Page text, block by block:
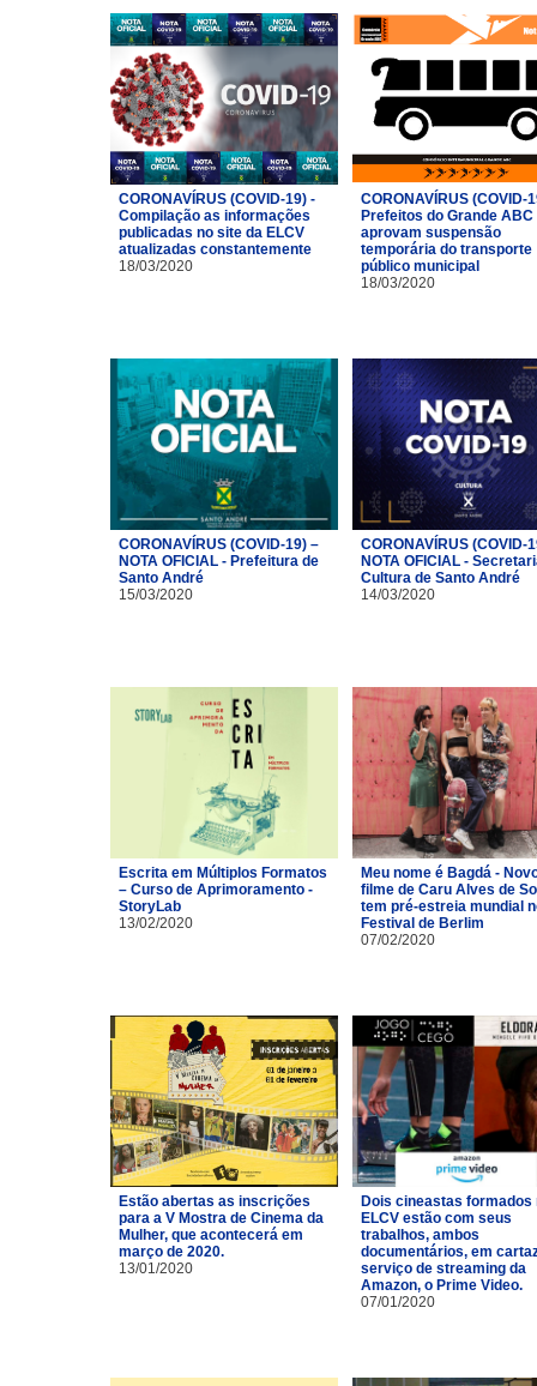
CORONAVÍRUS (COVID-19) -
Compilação as informações
publicadas no site da ELCV
atualizadas constantemente
18/03/2020
CORONAVÍRUS (COVID-
Prefeitos do Grande ABC
aprovam suspensão
temporária do transporte
público municipal
18/03/2020
CORONAVÍRUS (COVID-19) –
NOTA OFICIAL - Prefeitura de
Santo André
15/03/2020
CORONAVÍRUS (COVID-
NOTA OFICIAL -
Cultura de Santo André
14/03/2020
Escrita em Múltiplos Formatos
– Curso de Aprimoramento -
StoryLab
13/02/2020
Meu nome é Bagdá -
filme de Caru Alves de
tem pré-estreia mundial
Festival de Berlim
07/02/2020
Estão abertas as inscrições
para a V Mostra de Cinema da
Mulher, que acontecerá em
março de 2020.
13/01/2020
Dois cineastas formados
ELCV estão com seus
trabalhos, ambos
documentários, em
serviço de streaming da
Amazon, o Prime Video.
07/01/2020